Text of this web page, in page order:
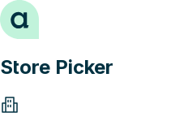
Hopp til innhold
Store Picker